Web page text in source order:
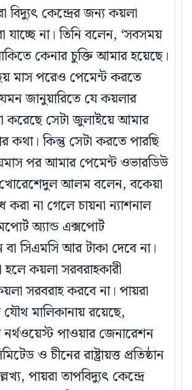
বিদ্যুৎ কেন্দ্রের জন্য কয়লা
যাচ্ছে না। তিনি বলেন, ‘সবসময়
কেনার চুক্তি আমার হয়েছে।
মাস পরেও পেমেন্ট করতে
জানুয়ারিতে যে কয়লার
করেছে সেটা জুলাইয়ে আমার
কথা। কিন্তু সেটা করতে পারছি
পর আমার পেমেন্ট ওভারডিউ
খোরেশেদুল আলম বলেন, বকেয়া
না গেলে চায়না ন্যাশনাল
অ্যান্ড এক্সপোর্ট
সিএমসি আর টাকা দেবে না।
কয়লা সরবরাহকারী
সরবরাহ করবে না। পায়রা
যৌথ মালিকানায় রয়েছে,
নর্থওয়েস্ট পাওয়ার জেনারেশন
ও চীনের রাষ্ট্রায়ত্ত প্রতিষ্ঠান
পায়রা তাপবিদ্যুৎ কেন্দ্রে